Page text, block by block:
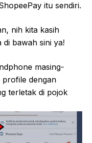
itu sendiri.
nih kita kasih
di bawah sini ya!
masing-
profile dengan
terletak di pojok